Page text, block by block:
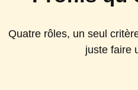
Quatre rôles, un seul
juste faire